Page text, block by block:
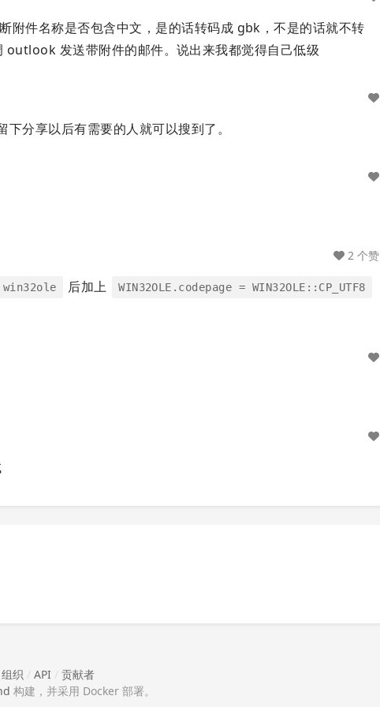
附件名称是否包含中文，是的话转码成 gbk，不是的话就不转
发送带附件的邮件。说出来我都觉得自己低级
分享以后有需要的人就可以搜到了。
后加上 WIN32OLE.codepage = WIN32OLE::CP_UTF8
2 个赞
组织 / API / 贡献者
构建，并采用 Docker 部署。